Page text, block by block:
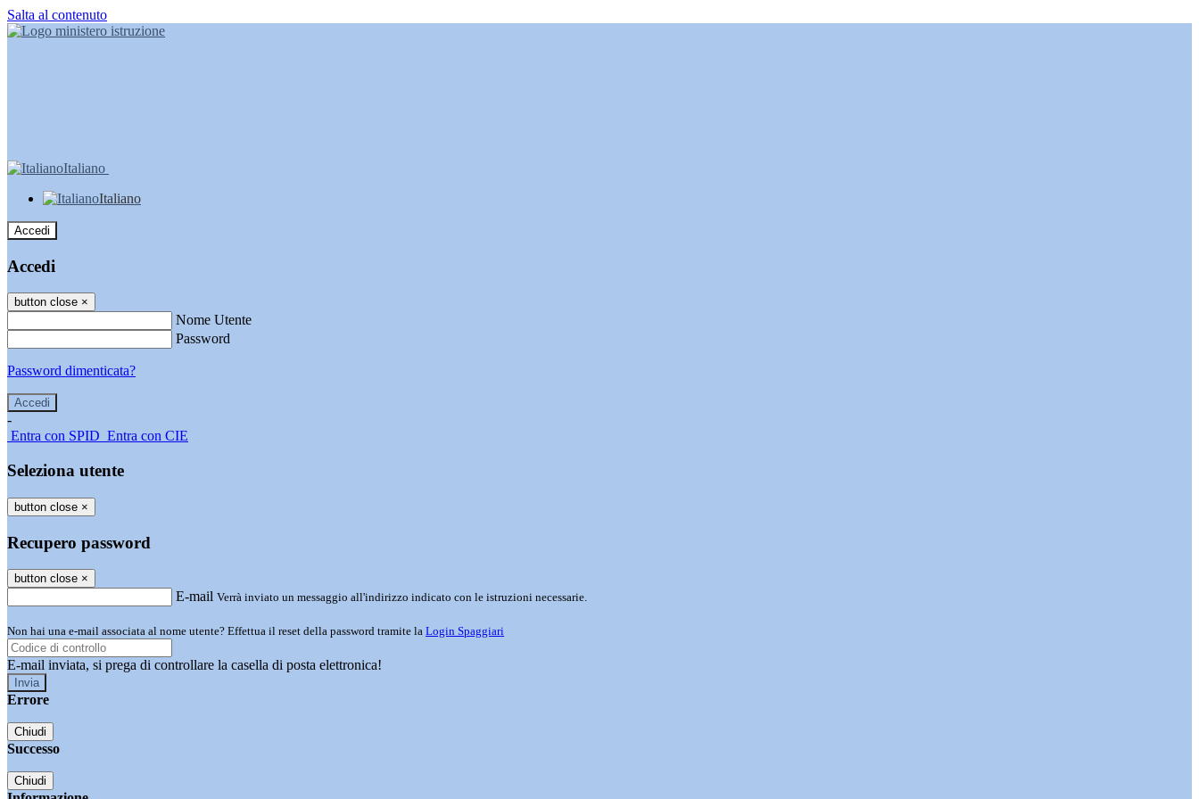
Salta al contenuto
Italiano
Italiano
Accedi
Accedi
button close ×
Nome Utente
Password
Password dimenticata?
-
Entra con SPID Entra con CIE
Seleziona utente
button close ×
Recupero password
button close ×
E-mail Verrà inviato un messaggio all'indirizzo indicato con le istruzioni necessarie.
Non hai una e-mail associata al nome utente? Effettua il reset della password tramite la Login Spaggiari
E-mail inviata, si prega di controllare la casella di posta elettronica!
Errore
Chiudi
Successo
Chiudi